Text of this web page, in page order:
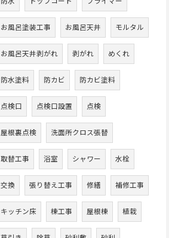
お風呂塗装工事 お風呂天井 モルタル
お風呂天井剥がれ 剥がれ めくれ
防水塗料 防カビ 防カビ塗料
点検口 点検口設置 点検
屋根裏点検 洗面所クロス張替
取替工事 浴室 シャワー 水栓
交換 張り替え工事 修繕 補修工事
キッチン床 棟工事 屋根棟 植栽